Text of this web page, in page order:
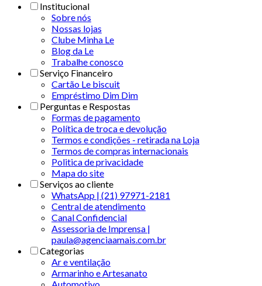
Institucional
Sobre nós
Nossas lojas
Clube Minha Le
Blog da Le
Trabalhe conosco
Serviço Financeiro
Cartão Le biscuit
Empréstimo Dim Dim
Perguntas e Respostas
Formas de pagamento
Política de troca e devolução
Termos e condições - retirada na Loja
Termos de compras internacionais
Politica de privacidade
Mapa do site
Serviços ao cliente
WhatsApp | (21) 97971-2181
Central de atendimento
Canal Confidencial
Assessoria de Imprensa |
paula@agenciaamais.com.br
Categorias
Ar e ventilação
Armarinho e Artesanato